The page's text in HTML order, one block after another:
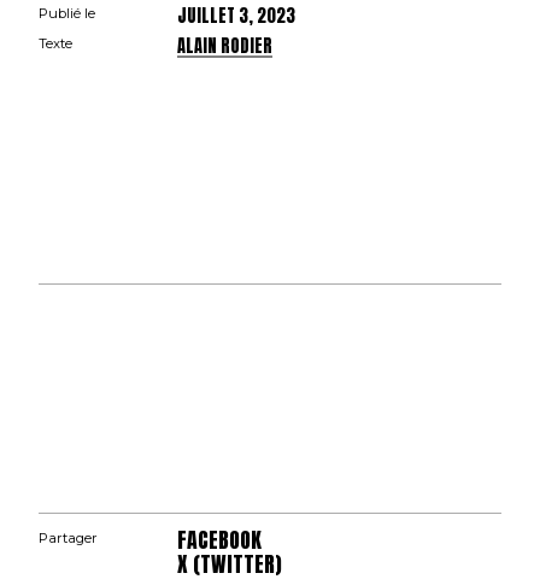
Publié le JUILLET 3, 2023
Texte ALAIN RODIER
Partager FACEBOOK
X (TWITTER)